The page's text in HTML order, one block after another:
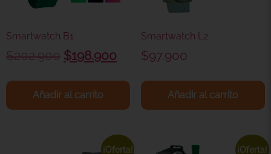
Smartwatch B1
$202.900 $198.900
Añadir al carrito
Smartwatch L2
$97.900
Añadir al carrito
¡Oferta! ¡Oferta!